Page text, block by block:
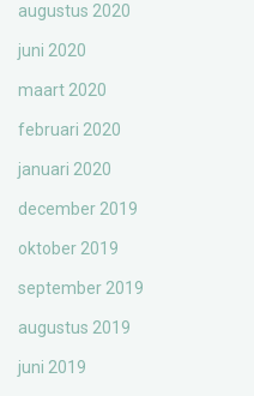
augustus 2020
juni 2020
maart 2020
februari 2020
januari 2020
december 2019
oktober 2019
september 2019
augustus 2019
juni 2019